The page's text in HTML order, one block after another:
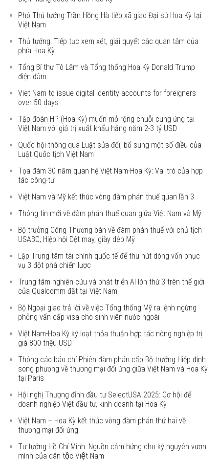
Phó Thủ tướng Trần Hồng Hà tiếp xã giao Đại sứ Hoa Kỳ tại
Việt Nam
Thủ tướng: Tiếp tục xem xét, giải quyết các quan tâm của
phía Hoa Kỳ
Tổng Bí thư Tô Lâm và Tổng thống Hoa Kỳ Donald Trump
điện đàm
Viet Nam to issue digital identity accounts for foreigners
over 50 days
Tập đoàn HP (Hoa Kỳ) muốn mở rộng chuỗi cung ứng tại
Việt Nam với giá trị xuất khẩu hằng năm 2-3 tỷ USD
Quốc hội thông qua Luật sửa đổi, bổ sung một số điều của
Luật Quốc tịch Việt Nam
Tọa đàm 30 năm quan hệ Việt Nam-Hoa Kỳ: Vai trò của hợp
tác công-tư
Việt Nam và Mỹ kết thúc vòng đàm phán thuế quan lần 3
Thông tin mới về đàm phán thuế quan giữa Việt Nam và Mỹ
Bộ trưởng Công Thương bàn về đàm phán thuế với chủ tịch
USABC, Hiệp hội Dệt may, giày dép Mỹ
Lập Trung tâm tài chính quốc tế để thu hút dòng vốn phục
vụ 3 đột phá chiến lược
Trung tâm nghiên cứu và phát triển AI lớn thứ 3 trên thế giới
của Qualcomm đặt tại Việt Nam
Bộ Ngoại giao trả lời về việc Tổng thống Mỹ ra lệnh ngừng
phỏng vấn cấp visa cho sinh viên nước ngoài
Việt Nam-Hoa Kỳ ký loạt thỏa thuận hợp tác nông nghiệp trị
giá 800 triệu USD
Thông cáo báo chí Phiên đàm phán cấp Bộ trưởng Hiệp định
song phương về thương mại đối ứng giữa Việt Nam và Hoa Kỳ
tại Paris
Hội nghị Thượng đỉnh đầu tư SelectUSA 2025: Cơ hội để
doanh nghiệp Việt đầu tư, kinh doanh tại Hoa Kỳ
Việt Nam – Hoa Kỳ kết thúc vòng đàm phán thứ hai về
thương mại đối ứng
Tư tưởng Hồ Chí Minh: Nguồn cảm hứng cho kỷ nguyên vươn
mình của dân tộc Việt Nam